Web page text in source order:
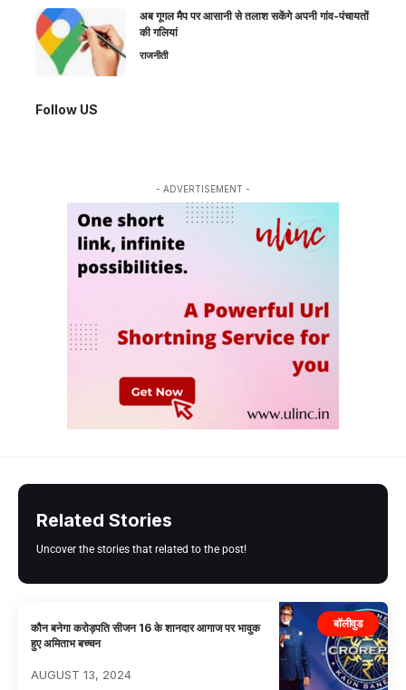
अब गूगल मैप पर आसानी से तलाश सकेंगे अपनी गांव-पंचायतों
की गलियां
राजनीती
Follow US
- ADVERTISEMENT -
Related Stories
Uncover the stories that related to the post!
बॉलीवुड
कौन बनेगा करोड़पति सीजन 16 के शानदार आगाज पर भावुक
हुए अमिताभ बच्चन
AUGUST 13, 2024